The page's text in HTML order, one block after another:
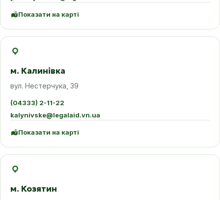
Показати на карті
м. Калинівка
вул. Нестерчука, 39
(04333) 2-11-22
kalynivske@legalaid.vn.ua
Показати на карті
м. Козятин